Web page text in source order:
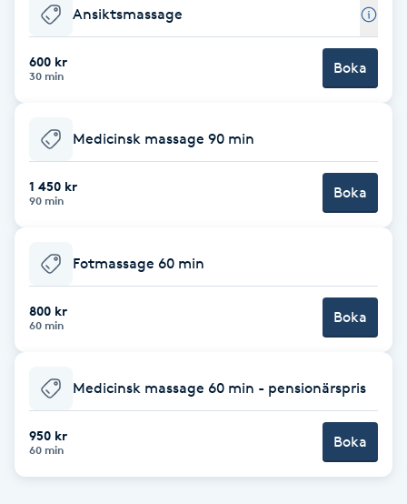
Babylights
Balayage
Bambumassage
Barber
Barnklippning
BIAB
Bottenfärg
Brynformning
Ansiktsmassage
600 kr
30 min Boka
Medicinsk massage 90 min
1 450 kr
90 min Boka
Fotmassage 60 min
800 kr
60 min Boka
Medicinsk massage 60 min - pensionärspris
950 kr
60 min Boka